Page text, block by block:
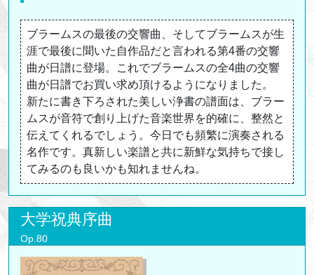
ブラームスの最後の交響曲、そしてブラームスが生
涯で最後に聞いた自作品だと言われる第4番の交響
曲が日譜に登場。これでブラームスの全4曲の交響
曲が日譜でお買い求め頂けるようになりました。
新たに書き下ろされた美しい浄書の譜面は、ブラー
ムスが音符で創り上げた音楽世界を的確に、整然と
伝えてくれるでしょう。今日でも頻繁に演奏される
名作です。真新しい楽譜と共に新鮮な気持ちで接し
てみるのも良いかも知れませんね。
大学祝典序曲
Op.80